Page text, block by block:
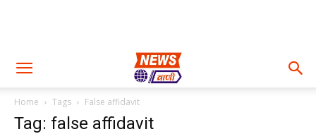
Home Tags False affidavit
Tag: false affidavit